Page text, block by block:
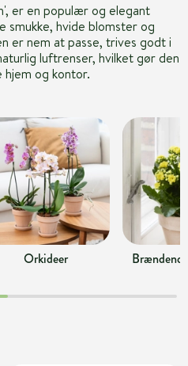
er en populær og elegant
smukke, hvide blomster og
er nem at passe, trives godt i
luftrenser, hvilket gør den
hjem og kontor.
Orkideer